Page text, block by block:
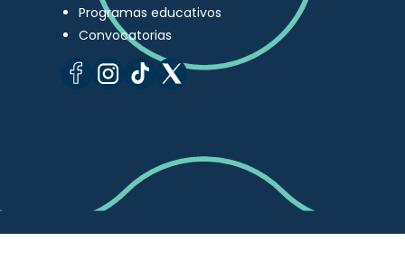
Programas educativos
Convocatorias